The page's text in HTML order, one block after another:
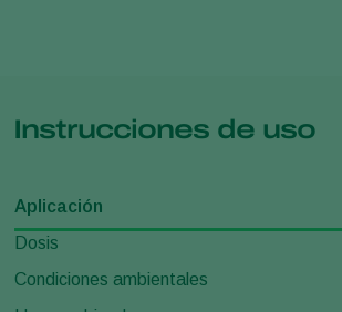
Instrucciones de uso
Aplicación
Dosis
Condiciones ambientales